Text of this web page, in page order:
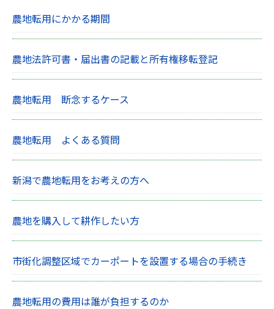
農地転用にかかる期間
農地法許可書・届出書の記載と所有権移転登記
農地転用 断念するケース
農地転用 よくある質問
新潟で農地転用をお考えの方へ
農地を購入して耕作したい方
市街化調整区域でカーポートを設置する場合の手続き
農地転用の費用は誰が負担するのか